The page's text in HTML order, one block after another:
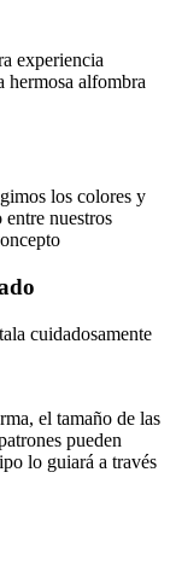
experiencia
hermosa alfombra
los colores y
nuestros
cuidadosamente
el tamaño de las
pueden
lo guiará a través